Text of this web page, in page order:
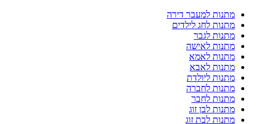
מתנות למעבר דירה
מתנות לחג לילדים
מתנות לגבר
מתנות לאישה
מתנות לאמא
מתנות לאבא
מתנות ליולדת
מתנות לחברה
מתנות לחבר
מתנות לבן זוג
מתנות לבת זוג